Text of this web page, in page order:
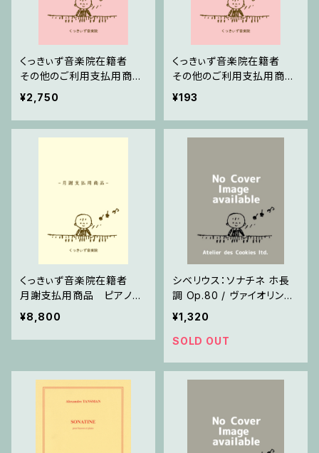
くっきぃず音楽院在籍者
その他のご利用支払用商
品 おばけのぼうけん１巻
¥2,750
くっきぃず音楽院在籍者
その他のご利用支払用商
品 ５せんノート
¥193
くっきぃず音楽院在籍者
月謝支払用商品 ピアノ
科 ３０分
¥8,800
シベリウス：ソナチネ ホ長
調 Op.80 / ヴァイオリンと
ピアノ
¥1,320
SOLD OUT